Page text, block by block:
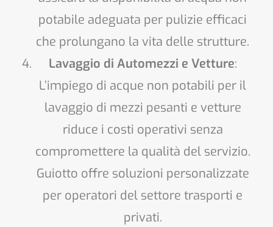
potabile adeguata per pulizie efficaci
che prolungano la vita delle strutture.
Lavaggio di Automezzi e Vetture:
L’impiego di acque non potabili per il
lavaggio di mezzi pesanti e vetture
riduce i costi operativi senza
compromettere la qualità del servizio.
Guiotto offre soluzioni personalizzate
per operatori del settore trasporti e
privati.